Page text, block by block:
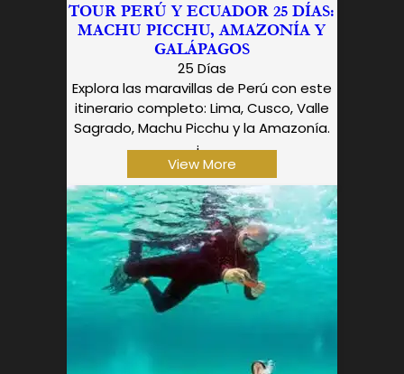
TOUR PERÚ Y ECUADOR 25 DÍAS:
MACHU PICCHU, AMAZONÍA Y
GALÁPAGOS
25 Días
Explora las maravillas de Perú con este
itinerario completo: Lima, Cusco, Valle
Sagrado, Machu Picchu y la Amazonía.
¡...
View More